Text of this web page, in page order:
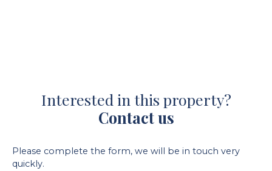
Interested in this property?
Contact us
Please complete the form, we will be in touch very
quickly.